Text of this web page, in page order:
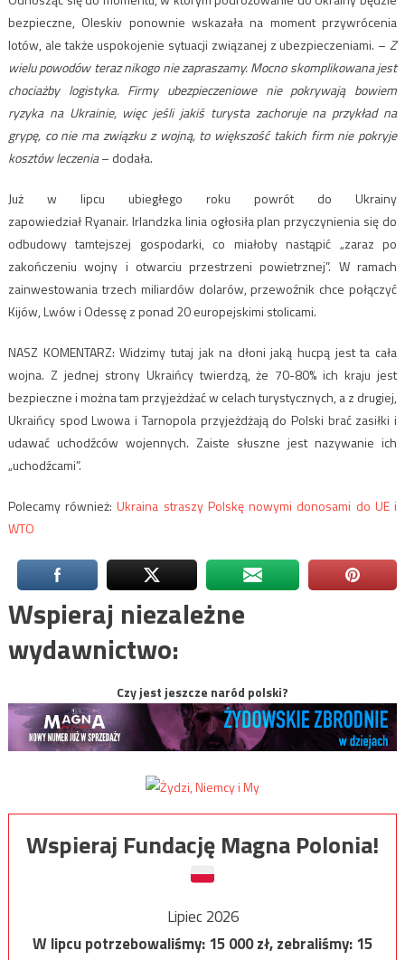
bezpieczne, Oleskiv ponownie wskazała na moment przywrócenia
lotów, ale także uspokojenie sytuacji związanej z ubezpieczeniami. –Z
wielu powodów teraz nikogo nie zapraszamy. Mocno skomplikowana jest
chociażby logistyka. Firmy ubezpieczeniowe nie pokrywają bowiem
ryzyka na Ukrainie, więc jeśli jakiś turysta zachoruje na przykład na
grypę, co nie ma związku z wojną, to większość takich firm nie pokryje
kosztów leczenia– dodała.
Już w lipcu ubiegłego roku powrót do Ukrainy
zapowiedział Ryanair. Irlandzka linia ogłosiła plan przyczynienia się do
odbudowy tamtejszej gospodarki, co miałoby nastąpić „zaraz po
zakończeniu wojny i otwarciu przestrzeni powietrznej”. W ramach
zainwestowania trzech miliardów dolarów, przewoźnik chce połączyć
Kijów, Lwów i Odessę z ponad 20 europejskimi stolicami.
NASZ KOMENTARZ: Widzimy tutaj jak na dłoni jaką hucpą jest ta cała
wojna. Z jednej strony Ukraińcy twierdzą, że 70-80% ich kraju jest
bezpieczne i można tam przyjeżdżać w celach turystycznych, a z drugiej,
Ukraińcy spod Lwowa i Tarnopola przyjeżdżają do Polski brać zasiłki i
udawać uchodźców wojennych. Zaiste słuszne jest nazywanie ich
„uchodźcami”.
Polecamy również:Ukraina straszy Polskę nowymi donosami do UE i
WTO
Wspieraj niezależne
wydawnictwo:
Czy jest jeszcze naród polski?
Wspieraj Fundację Magna Polonia!
Lipiec 2026
W lipcu potrzebowaliśmy:15 000zł, zebraliśmy:15